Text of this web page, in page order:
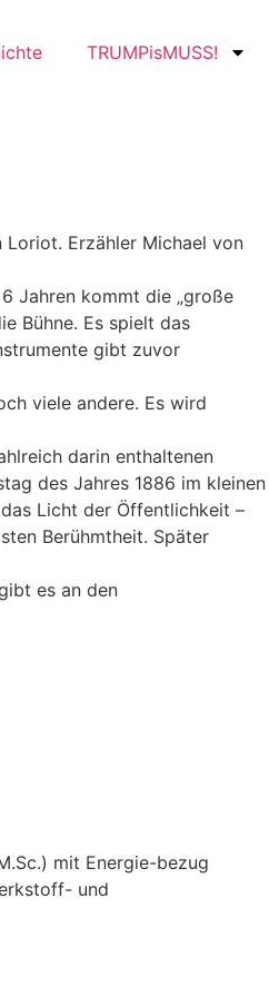
TRUMPisMUSS!
Loriot. Erzähler Michael von
Jahren kommt die „große
Bühne. Es spielt das
gibt zuvor
viele andere. Es wird
darin enthaltenen
des Jahres 1886 im kleinen
Licht der Öffentlichkeit –
Berühmtheit. Später
es an den
mit Energie-bezug
und